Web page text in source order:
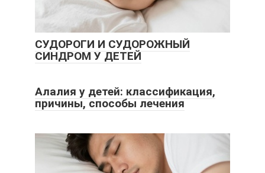
СУДОРОГИ И СУДОРОЖНЫЙ
СИНДРОМ У ДЕТЕЙ
Алалия у детей: классификация,
причины, способы лечения